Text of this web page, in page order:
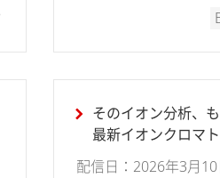
そのイオン分析、
最新イオンクロマ
とノウハウのご紹介
配信日：2026年3月